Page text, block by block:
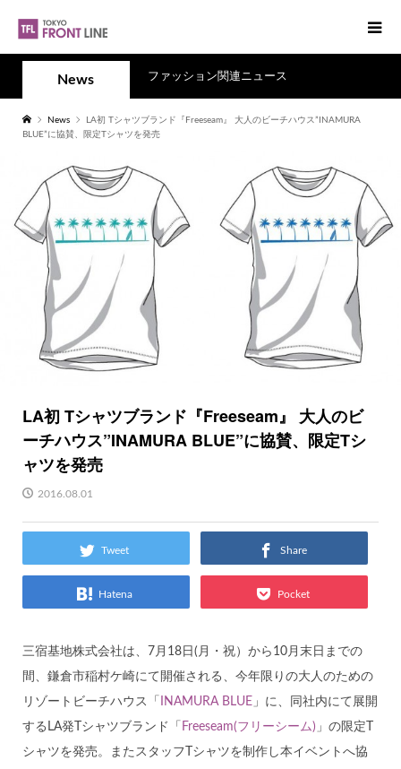
News ファッション関連ニュース
News
LA初 Tシャツブランド『Freeseam』 大人のビーチハウス”INAMURA
BLUE”に協賛、限定Tシャツを発売
LA初 Tシャツブランド『Freeseam』 大人のビ
ーチハウス”INAMURA BLUE”に協賛、限定Tシ
ャツを発売
2016.08.01
Tweet Share
Hatena Pocket
三宿基地株式会社は、7月18日(月・祝）から10月末日までの
間、鎌倉市稲村ケ崎にて開催される、今年限りの大人のための
リゾートビーチハウス「
INAMURA BLUE」に、同社内にて展開
するLA発Tシャツブランド「 Freeseam(フリーシーム) 」の限定T
シャツを発売。
またスタッフTシャツを制作し本イベントへ協